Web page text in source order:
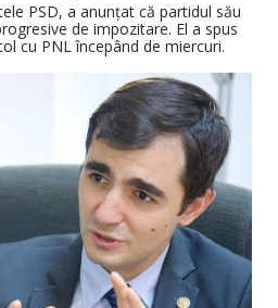
PSD, a anunțat că partidul său
de impozitare. El a spus
cu PNL începând de miercuri.